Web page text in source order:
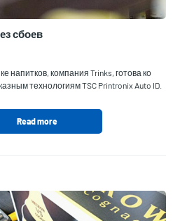
сбоев
напитков, компания Trinks, готова ко
технологиям TSC Printronix Auto ID.
Read more